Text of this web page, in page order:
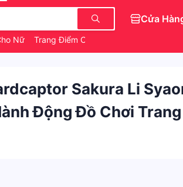
Nữ Trang Điểm Chính Hãng
Cửa
Sakura Li
Động Đồ Chơi